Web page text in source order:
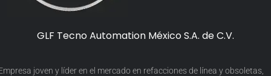
GLF Tecno Automation México S.A. de C.V.
joven y líder en el mercado en refacciones de línea y obsoletas,